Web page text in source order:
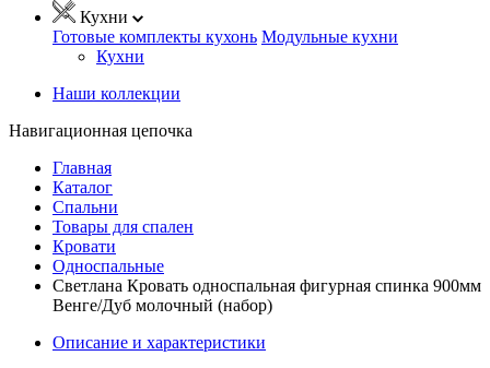
Кухни
Готовые комплекты кухонь Модульные кухни
Кухни
Наши коллекции
Навигационная цепочка
Главная
Каталог
Спальни
Товары для спален
Кровати
Односпальные
Светлана Кровать односпальная фигурная спинка 900мм
Венге/Дуб молочный (набор)
Описание и характеристики